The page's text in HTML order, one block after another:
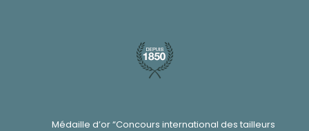
Médaille d’or “Concours international des tailleurs